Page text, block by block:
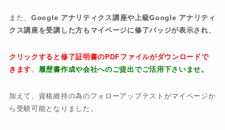
また、Google アナリティクス講座や上級Google アナリティ
クス講座を受講した方もマイページに修了バッジが表示され、
クリックすると修了証明書のPDFファイルがダウンロードで
きます。 履歴書作成や会社へのご提出でご活用下さいませ。
加えて、資格維持の為のフォローアップテストがマイページか
ら受験可能となりました。